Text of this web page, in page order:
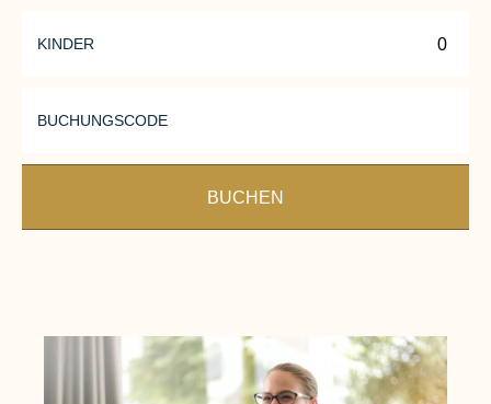
KINDER
BUCHUNGSCODE
BUCHEN